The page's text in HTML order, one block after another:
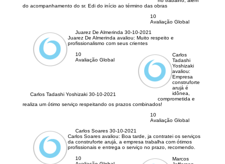
do acompanhamento do sr. Edi do início ao término das obras
10
Avaliação Global
Juarez De Almerinda 30-10-2021
Juarez De Almerinda avaliou: Muito respeito e
profissionalismo com seus crientes
10
Avaliação Global
Carlos Tadashi Yoshizaki 30-10-2021
Carlos
Tadashi
Yoshizaki
avaliou:
Empresa
construforte
arujá é
idônea,
comprometida e
realiza um ótimo serviço respeitando os prazos combinados!
10
Avaliação Global
Carlos Soares 30-10-2021
Carlos Soares avaliou: Boa tarde, ja contratei os serviços
da construforte arujá, a empresa trabalha com ótimos
profissionais e entrega o serviço no prazo, recomendo.
10
Marcos